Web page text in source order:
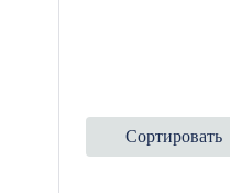
Сортировать